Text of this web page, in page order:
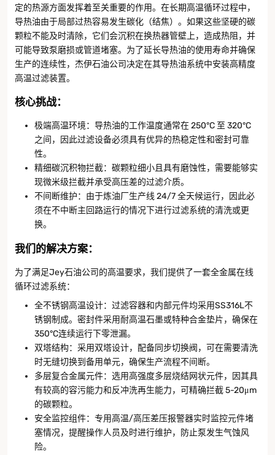
定的热源方面发挥着至关重要的作用。在长期高温循环过程中，
导热油由于局部过热容易发生碳化（结焦）。如果这些坚硬的碳
颗粒不能及时清除，它们会沉积在换热器管壁上，造成热阻，并
可能导致泵磨损或管道堵塞。为了延长导热油的使用寿命并确保
生产的连续性，杰伊石油公司决定在其导热油系统中安装高精度
高温过滤装置。
核心挑战：
极端高温环境：导热油的工作温度通常在 250°C 至 320°C
之间，因此过滤设备必须具有优异的热稳定性和密封可靠
性。
精细碳沉积物拦截：碳颗粒细小且具有磨蚀性，需要能够实
现微米级拦截并承受高压差的过滤介质。
不间断维护：由于炼油厂生产线 24/7 全天候运行，因此必
须在不中断主回路运行的情况下进行过滤系统的清洗或更
换。
我们的解决方案：
为了满足Jey石油公司的高温要求，我们提供了一套全金属在线
循环过滤系统：
全不锈钢高温设计：过滤容器和内部元件均采用SS316L不
锈钢制成。密封件采用耐高温石墨或特种合金垫片，确保在
350°C连续运行下零泄漏。
双塔结构：采用双塔设计，配备同步切换阀，可在需要清洗
时无缝切换到备用单元，确保生产流程不间断。
多层复合金属元件：选用高强度多层烧结网状元件，因其具
有较高的容污能力和反冲洗再生能力，可精确拦截 5-20μm
的碳颗粒。
安全监控组件：专用高温/高压差压报警器实时监控元件堵
塞情况，提醒操作人员及时进行维护，防止泵发生气蚀风
险。